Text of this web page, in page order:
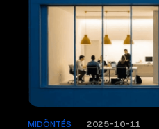
MIDÖNTÉS 2025-10-11